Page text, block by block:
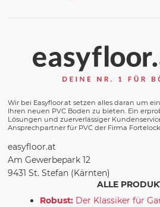
Wir bei Easyfloor.at setzen alles daran um
Ihren neuen PVC Boden zu bieten. Ein
Lösungen und zuerverlässiger
Ansprechpartner für PVC der Firma
easyfloor.at
Am Gewerbepark 12
9431 St. Stefan (Kärnten)
ALLE
Robust: Der Klassiker für